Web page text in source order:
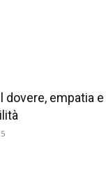
dovere, empatia e